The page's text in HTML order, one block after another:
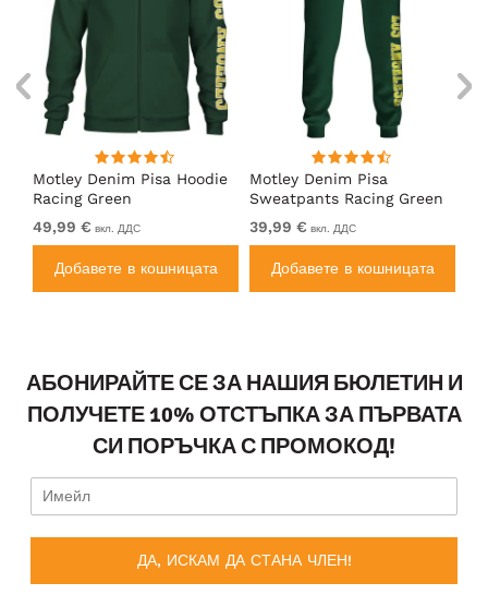
Motley Denim Pisa Hoodie
Racing Green
49,99 € вкл. ДДС
Добавете в кошницата
Motley Denim Pisa
Sweatpants Racing Green
39,99 € вкл. ДДС
Добавете в кошницата
АБОНИРАЙТЕ СЕ ЗА НАШИЯ БЮЛЕТИН И
ПОЛУЧЕТЕ 10% ОТСТЪПКА ЗА ПЪРВАТА
СИ ПОРЪЧКА С ПРОМОКОД!
ДА, ИСКАМ ДА СТАНА ЧЛЕН!